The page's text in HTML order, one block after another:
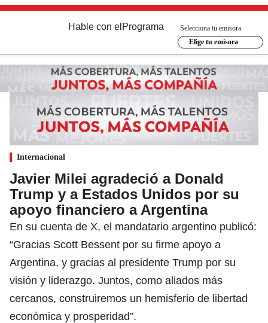
Hable con el Programa
Selecciona tu emisora
Elige tu emisora
Internacional
Javier Milei agradeció a Donald
Trump y a Estados Unidos por su
apoyo financiero a Argentina
En su cuenta de X, el mandatario argentino publicó:
“Gracias Scott Bessent por su firme apoyo a
Argentina, y gracias al presidente Trump por su
visión y liderazgo. Juntos, como aliados más
cercanos, construiremos un hemisferio de libertad
económica y prosperidad”.